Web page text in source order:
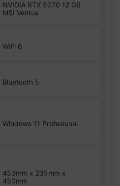
NVIDIA RTX 5070 12 GB
MSI Ventus
WiFi 6
Bluetooth 5
Windows 11 Profesional
453mm x 235mm x
450mm